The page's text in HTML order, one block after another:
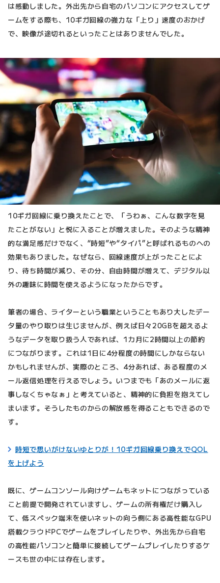
は感動しました。外出先から自宅のパソコンにアクセスしてゲ
ームをする際も、10ギガ回線の強力な「上り」速度のおかげ
で、映像が途切れるといったことはありませんでした。
10ギガ回線に乗り換えたことで、「うわぁ、こんな数字を見
たことがない」と悦に入ることが増えました。そのような精神
的な満足感だけでなく、“時短”や“タイパ”と呼ばれるものへの
効果もありました。なぜなら、回線速度が上がったことによ
り、待ち時間が減り、その分、自由時間が増えて、デジタル以
外の趣味に時間を使えるようになったからです。
筆者の場合、ライターという職業ということもあり大したデー
タ量のやり取りは生じませんが、例えば日々20GBを超えるよ
うなデータを取り扱う人であれば、1カ月に2時間以上の節約
につながります。これは1日に4分程度の時間にしかならない
かもしれませんが、実際のところ、4分あれば、ある程度のメ
ール返信処理を行えるでしょう。いつまでも「あのメールに返
事しなくちゃなぁ」と考えていると、精神的に負担を抱えてし
まいます。そうしたものからの解放感を得ることもできるので
す。
時短で思いがけないゆとりが！10ギガ回線乗り換えでQOL
を上げよう
既に、ゲームコンソール向けゲームもネットにつながっている
こと前提で開発されていますし、ゲームの所有権だけ購入し
て、低スペック端末を使いネットの向う側にある高性能なGPU
搭載クラウドPCでゲームをプレイしたりや、外出先から自宅
の高性能パソコンと簡単に接続してゲームプレイしたりするケ
ースも世の中には存在します。